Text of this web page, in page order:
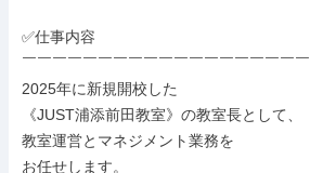
✅仕事内容
￣￣￣￣￣￣￣￣￣￣￣￣￣￣￣￣￣￣￣
2025年に新規開校した
《JUST浦添前田教室》の教室長として、
教室運営とマネジメント業務を
お任せします。